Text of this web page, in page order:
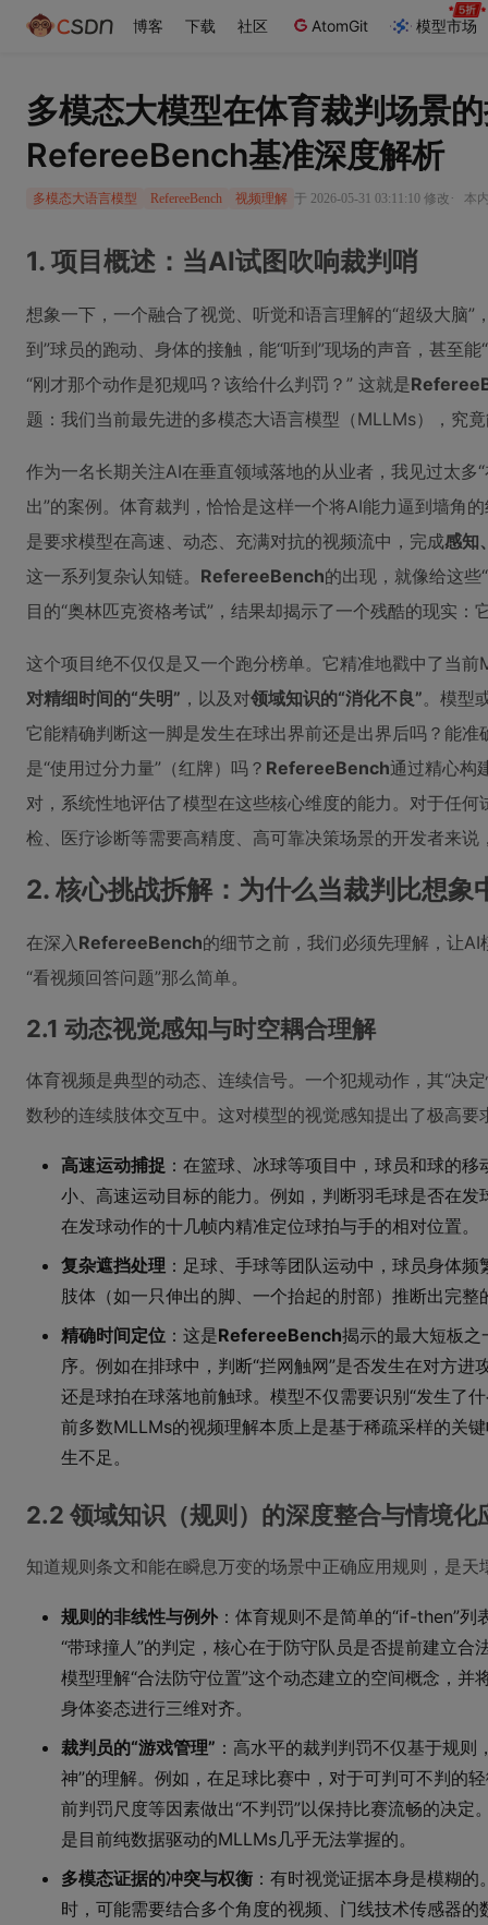
博客 下载 社区 AtomGit 模型市场
多模态大模型在体育裁判场景
RefereeBench基准深度解析
多模态大语言模型 RefereeBench 视频理解 于 2026-05-31 03:11:10 修改 · 本
1. 项目概述：当AI试图吹响裁判哨
想象一下，一个融合了视觉、听觉和语言理解的“超级大脑”
到”球员的跑动、身体的接触，能“听到”现场的声音，甚至
“刚才那个动作是犯规吗？该给什么判罚？” 这就是
题：我们当前最先进的多模态大语言模型（MLLMs），究
作为一名长期关注AI在垂直领域落地的从业者，我见过太多
出”的案例。体育裁判，恰恰是这样一个将AI能力逼到墙角
是要求模型在高速、动态、充满对抗的视频流中，完成感知
这一系列复杂认知链。 RefereeBench的出现，就像给这些
目的“奥林匹克资格考试”，结果却揭示了一个残酷的现实
这个项目绝不仅仅是又一个跑分榜单。它精准地戳中了当
对精细时间的“失明” ，以及对领域知识的“消化不良”。模型
它能精确判断这一脚是发生在球出界前还是出界后吗？能准
是“使用过分力量”（红牌）吗？ RefereeBench通过精心构
对，系统性地评估了模型在这些核心维度的能力。对于任
检、医疗诊断等需要高精度、高可靠决策场景的开发者来说
2. 核心挑战拆解：为什么当裁判比想象
在深入 RefereeBench的细节之前，我们必须先理解，让
“看视频回答问题”那么简单。
2.1 动态视觉感知与时空耦合理解
体育视频是典型的动态、连续信号。一个犯规动作，其“决
数秒的连续肢体交互中。这对模型的视觉感知提出了极高要
高速运动捕捉 ：在篮球、冰球等项目中，球员和球的
小、高速运动目标的能力。例如，判断羽毛球是否在
在发球动作的十几帧内精准定位球拍与手的相对位置。
复杂遮挡处理 ：足球、手球等团队运动中，球员身体
肢体（如一只伸出的脚、一个抬起的肘部）推断出完整
精确时间定位 ：这是RefereeBench揭示的最大短板
序。例如在排球中，判断“拦网触网”是否发生在对方进
还是球拍在球落地前触球。模型不仅需要识别“发生了
前多数MLLMs的视频理解本质上是基于稀疏采样的关
生不足。
2.2 领域知识（规则）的深度整合与情境化
知道规则条文和能在瞬息万变的场景中正确应用规则，是天
规则的非线性与例外 ：体育规则不是简单的“if-then”
“带球撞人”的判定，核心在于防守队员是否提前建立
模型理解“合法防守位置”这个动态建立的空间概念，
身体姿态进行三维对齐。
裁判员的“游戏管理” ：高水平的裁判判罚不仅基于规
神”的理解。例如，在足球比赛中，对于可判可不判的
前判罚尺度等因素做出“不判罚”以保持比赛流畅的决定
是目前纯数据驱动的MLLMs几乎无法掌握的。
多模态证据的冲突与权衡 ：有时视觉证据本身是模糊
时，可能需要结合多个角度的视频、门线技术传感器